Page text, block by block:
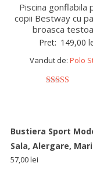
Piscina gonflabila
copii Bestway cu
broasca
Pret: 149,00
Vandut de: Polo
Bustiera Sport
Sala, Alergare,
57,00lei